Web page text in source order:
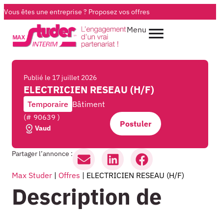
Vous êtes une entreprise ? Proposez vos offres
Menu
Publié le 17 juillet 2026
ELECTRICIEN RESEAU (H/F)
Temporaire Bâtiment
(# 90639 )
Vaud Postuler
Partager l’annonce :
Max Studer | Offres | ELECTRICIEN RESEAU (H/F)
Description de